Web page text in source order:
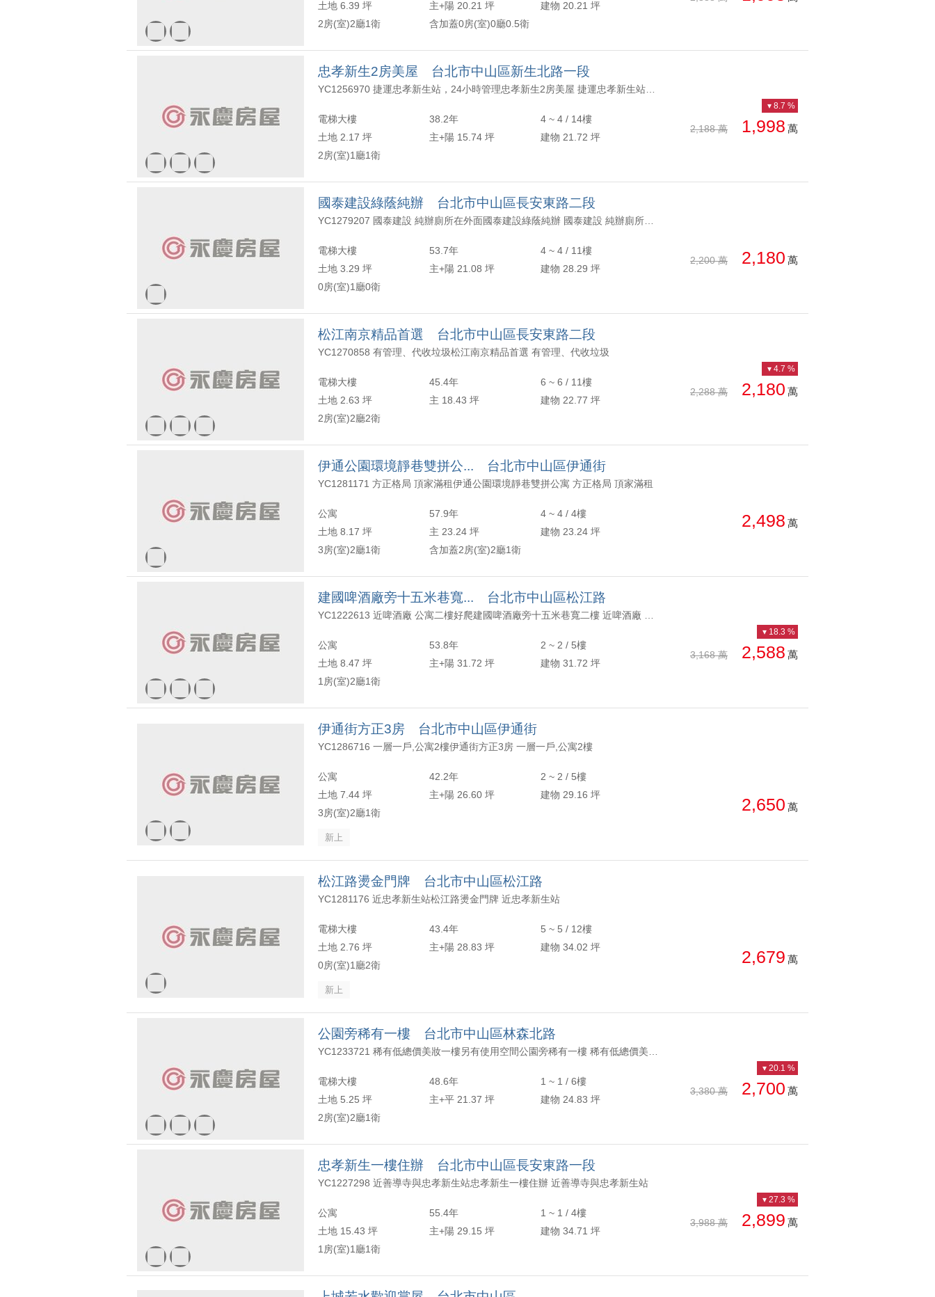
土地 6.39 坪
主+陽 20.21 坪
建物 20.21 坪
2房(室)2廳1衛
含加蓋0房(室)0廳0.5衛
忠孝新生2房美屋 台北市中山區新生北路一段
電梯大樓 38.2年
4 ~ 4 / 14樓
土地 2.17 坪
主+陽 15.74 坪
建物 21.72 坪
2房(室)1廳1衛
2,188 萬 1,998 萬
8.7 %
國泰建設綠蔭純辦 台北市中山區長安東路二段
電梯大樓 53.7年
4 ~ 4 / 11樓
土地 3.29 坪
主+陽 21.08 坪
建物 28.29 坪
0房(室)1廳0衛
2,200 萬 2,180 萬
松江南京精品首選 台北市中山區長安東路二段
YC1270858 有管理、代收垃圾松江南京精品首選 有管理、代收垃圾
電梯大樓 45.4年
6 ~ 6 / 11樓
土地 2.63 坪
主 18.43 坪
建物 22.77 坪
2房(室)2廳2衛
2,288 萬 2,180 萬
4.7 %
伊通公園環境靜巷雙拼公... 台北市中山區伊通街
YC1281171 方正格局 頂家滿租伊通公園環境靜巷雙拼公寓 方正格局 頂家滿租
公寓 57.9年
4 ~ 4 / 4樓
土地 8.17 坪
主 23.24 坪
建物 23.24 坪
3房(室)2廳1衛
含加蓋2房(室)2廳1衛
2,498 萬
建國啤酒廠旁十五米巷寬... 台北市中山區松江路
公寓 53.8年
2 ~ 2 / 5樓
土地 8.47 坪
主+陽 31.72 坪
建物 31.72 坪
1房(室)2廳1衛
3,168 萬 2,588 萬
18.3 %
伊通街方正3房 台北市中山區伊通街
YC1286716 一層一戶,公寓2樓伊通街方正3房 一層一戶,公寓2樓
公寓 42.2年
2 ~ 2 / 5樓
土地 7.44 坪
主+陽 26.60 坪
建物 29.16 坪
3房(室)2廳1衛
新上
2,650 萬
松江路燙金門牌 台北市中山區松江路
YC1281176 近忠孝新生站松江路燙金門牌 近忠孝新生站
電梯大樓 43.4年
5 ~ 5 / 12樓
土地 2.76 坪
主+陽 28.83 坪
建物 34.02 坪
0房(室)1廳2衛
新上
2,679 萬
公園旁稀有一樓 台北市中山區林森北路
電梯大樓 48.6年
1 ~ 1 / 6樓
土地 5.25 坪
主+平 21.37 坪
建物 24.83 坪
2房(室)2廳1衛
3,380 萬 2,700 萬
20.1 %
忠孝新生一樓住辦 台北市中山區長安東路一段
YC1227298 近善導寺與忠孝新生站忠孝新生一樓住辦 近善導寺與忠孝新生站
公寓 55.4年
1 ~ 1 / 4樓
土地 15.43 坪
主+陽 29.15 坪
建物 34.71 坪
1房(室)1廳1衛
3,988 萬 2,899 萬
27.3 %